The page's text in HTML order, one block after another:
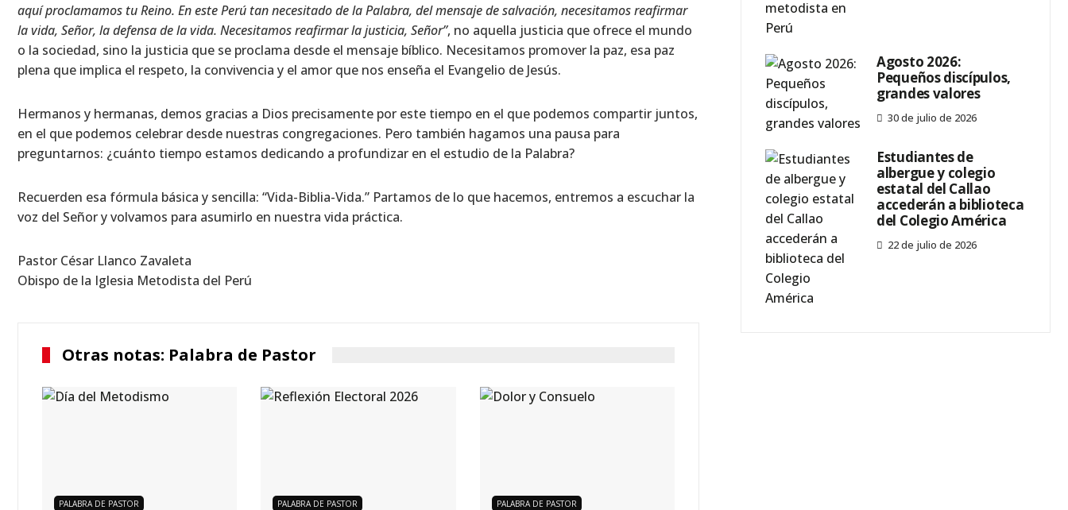
aquí proclamamos tu Reino. En este Perú tan necesitado de la Palabra, del mensaje de salvación, necesitamos reafirmar
la vida, Señor, la defensa de la vida. Necesitamos reafirmar la justicia, Señor”, no aquella justicia que ofrece el mundo
o la sociedad, sino la justicia que se proclama desde el mensaje bíblico. Necesitamos promover la paz, esa paz
plena que implica el respeto, la convivencia y el amor que nos enseña el Evangelio de Jesús.
Hermanos y hermanas, demos gracias a Dios precisamente por este tiempo en el que podemos compartir juntos,
en el que podemos celebrar desde nuestras congregaciones. Pero también hagamos una pausa para
preguntarnos: ¿cuánto tiempo estamos dedicando a profundizar en el estudio de la Palabra?
Recuerden esa fórmula básica y sencilla: “Vida-Biblia-Vida.” Partamos de lo que hacemos, entremos a escuchar la
voz del Señor y volvamos para asumirlo en nuestra vida práctica.
Pastor César Llanco Zavaleta
Obispo de la Iglesia Metodista del Perú
Otras notas: Palabra de Pastor
PALABRA DE PASTOR PALABRA DE PASTOR PALABRA DE PASTOR
Agosto 2026:
Pequeños discípulos,
grandes valores
30 de julio de 2026
Estudiantes de
albergue y colegio
estatal del Callao
accederán a biblioteca
del Colegio América
22 de julio de 2026